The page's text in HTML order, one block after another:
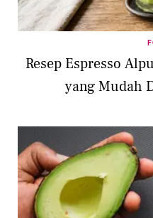
Resep Espresso
yang Mudah